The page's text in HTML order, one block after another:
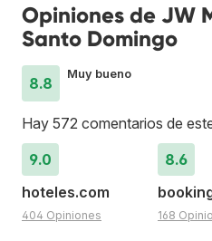
Opiniones de JW
Santo Domingo
8.8
Muy bueno
Hay 572 comentarios de
9.0
hoteles.com
404 Opiniones
8.6
168